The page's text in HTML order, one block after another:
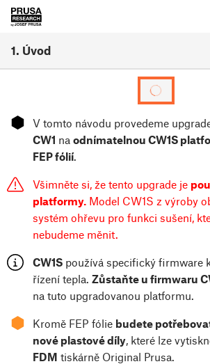
1. Úvod
⬢
V tomto návodu provedeme
CW1 na odnímatelnou CW1S
FEP fólií.
Všimněte si, že tento upgrade je
platformy. Model CW1S z výroby
systém ohřevu pro funkci sušení,
nebudeme měnit.
CW1S používá specifický firmware
řízení tepla. Zůstaňte u firmwaru
na tuto upgradovanou platformu.
⬢ Kromě FEP fólie budete
nové plastové díly, které lze
FDM tiskárně Original Prusa.